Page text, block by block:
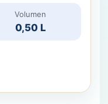
Volumen
0,50 L